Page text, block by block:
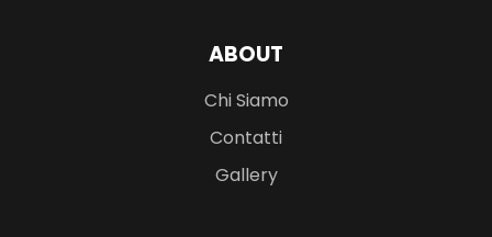
ABOUT
Chi Siamo
Contatti
Gallery